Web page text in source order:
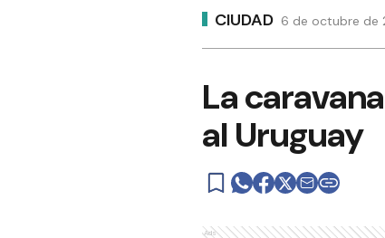
CIUDAD 6 de octubre de
La
al Uruguay
Ads